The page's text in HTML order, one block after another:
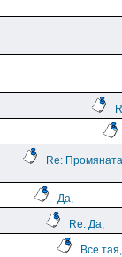
Re:
Да,
Re: Да,
Все тая,